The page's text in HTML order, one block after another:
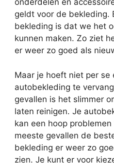
onderdelen en
geldt voor de bekleding.
bekleding is dat we het
kunnen maken. Zo ziet
er weer zo goed als
Maar je hoeft niet per se
autobekleding te
gevallen is het slimmer
laten reinigen. Je
kan een hoop
meeste gevallen de
bekleding er weer zo
zien. Je kunt er voor